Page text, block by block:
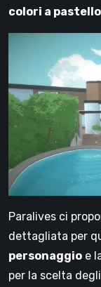
colori a pastello
Paralives ci
dettagliata per
personaggio e
per la scelta